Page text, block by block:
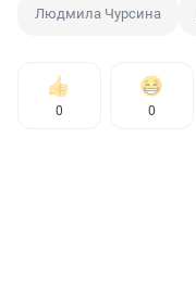
Людмила Чурсина
0 0